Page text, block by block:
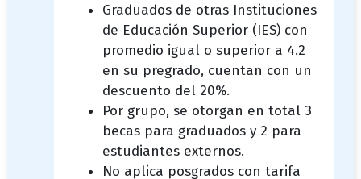
Graduados de otras Instituciones
de Educación Superior (IES) con
promedio igual o superior a 4.2
en su pregrado, cuentan con un
descuento del 20%.
Por grupo, se otorgan en total 3
becas para graduados y 2 para
estudiantes externos.
No aplica posgrados con tarifa